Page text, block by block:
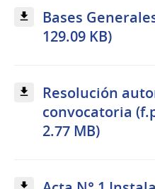
Bases
129.09 KB)
Resolución
convocatoria
2.77 MB)